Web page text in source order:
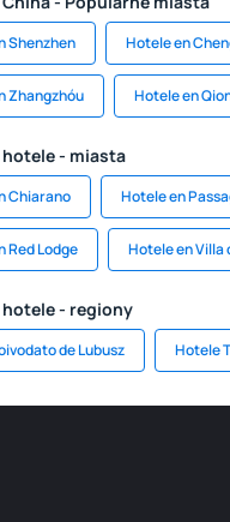
Shenzhen Hotele en
Zhangzhóu Hotele en
hotele - miasta
Chiarano Hotele en
Red Lodge Hotele en Villa
hotele - regiony
de Lubusz Hotele